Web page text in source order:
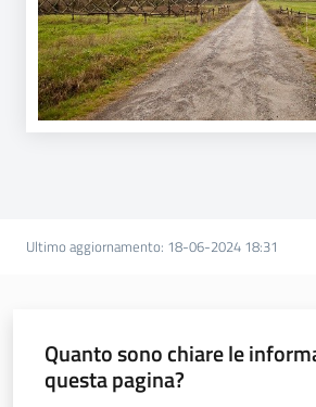
Ultimo aggiornamento: 18-06-2024 18:31
Quanto sono chiare le
questa pagina?